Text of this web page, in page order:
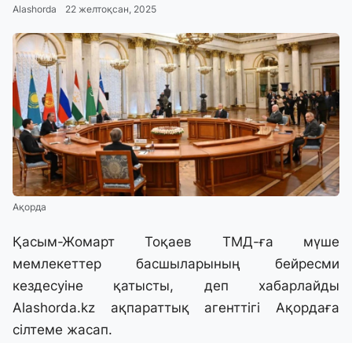
Alashorda 22 желтоқсан, 2025
Ақорда
Қасым-Жомарт Тоқаев ТМД-ға мүше
мемлекеттер басшыларының бейресми
кездесуіне қатысты, деп хабарлайды
Alashorda.kz ақпараттық агенттігі Ақордаға
сілтеме жасап.